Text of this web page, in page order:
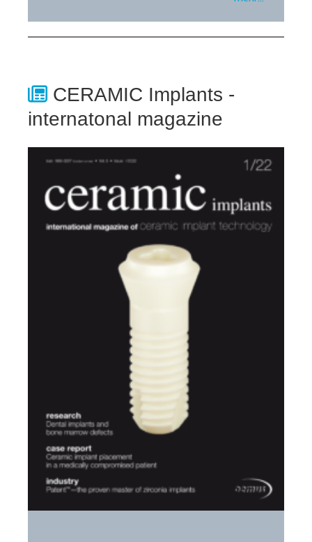
CERAMIC Implants -
internatonal magazine